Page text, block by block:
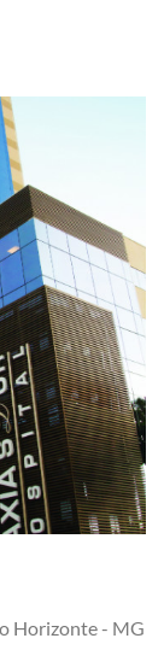
Horizonte - MG